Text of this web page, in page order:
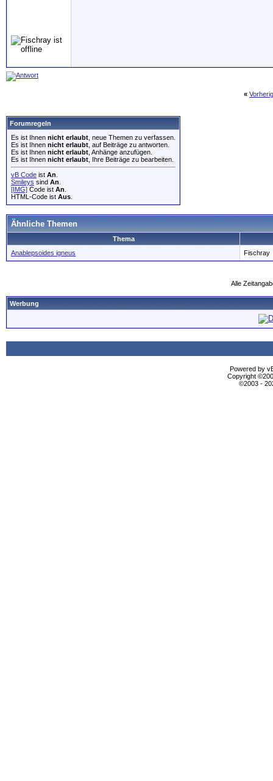
«
Forumregeln
Es ist Ihnen nicht erlaubt , neue Themen zu verfassen.
Es ist Ihnen nicht erlaubt , auf Beiträge zu antworten.
Es ist Ihnen nicht erlaubt , Anhänge anzufügen.
Es ist Ihnen nicht erlaubt , Ihre Beiträge zu bearbeiten.
vB Code ist An
Smileys sind An
[IMG] Code ist An
HTML-Code ist Aus
Ähnliche Themen
Thema
Anablepsoides igneus
Fischray
Alle
Werbung
Powered by
Copyright
©2003 -